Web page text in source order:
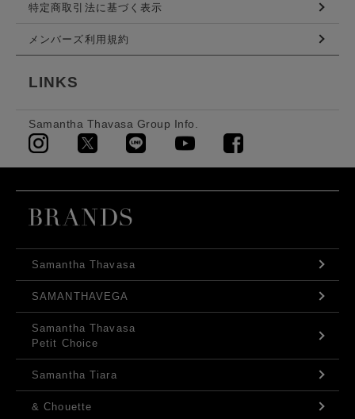
特定商取引法に基づく表示
メンバーズ利用規約
LINKS
Samantha Thavasa Group Info.
Samantha Thavasa
SAMANTHAVEGA
Samantha Thavasa
Petit Choice
Samantha Tiara
& Chouette